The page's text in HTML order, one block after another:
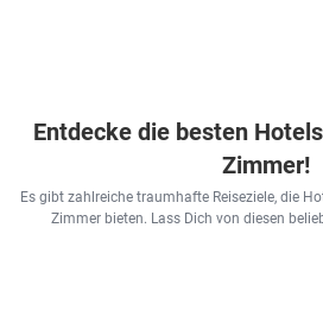
Entdecke die besten
Zimmer!
Es gibt zahlreiche traumhafte Reiseziele, die
Zimmer bieten. Lass Dich von diesen